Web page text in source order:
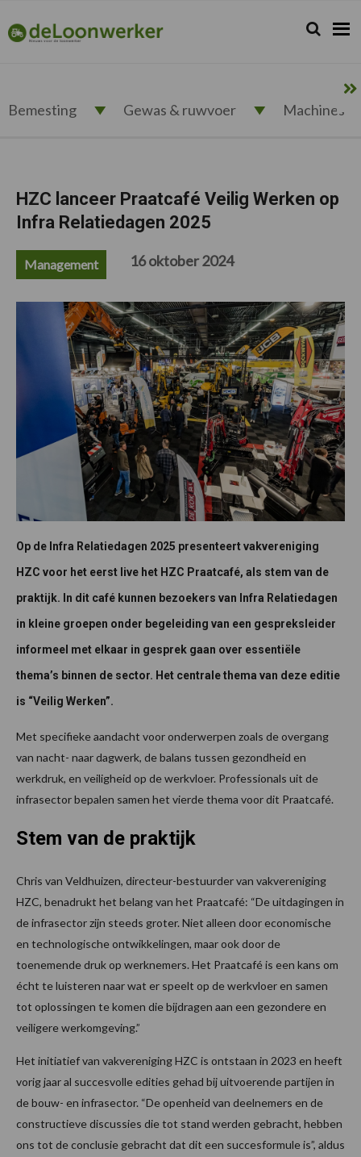
de
hoofdnavigatie
de
hoofd
de
eerste
de
voettekst
deloonwerker.nl Zoeken...
Zoek
Bemesting Gewas & ruwvoer Machines
HZC lanceer Praatcafé Veilig Werken op
Infra Relatiedagen 2025
Management 16 oktober 2024
Op de Infra Relatiedagen 2025 presenteert vakvereniging
HZC voor het eerst live het HZC Praatcafé, als stem van de
praktijk. In dit café kunnen bezoekers van Infra Relatiedagen
in kleine groepen onder begeleiding van een gespreksleider
informeel met elkaar in gesprek gaan over essentiële
thema’s binnen de sector. Het centrale thema van deze editie
is “Veilig Werken”.
Met specifieke aandacht voor onderwerpen zoals de overgang
van nacht- naar dagwerk, de balans tussen gezondheid en
werkdruk, en veiligheid op de werkvloer. Professionals uit de
infrasector bepalen samen het vierde thema voor dit Praatcafé.
Stem van de praktijk
Chris van Veldhuizen, directeur-bestuurder van vakvereniging
HZC, benadrukt het belang van het Praatcafé: “De uitdagingen in
de infrasector zijn steeds groter. Niet alleen door economische
en technologische ontwikkelingen, maar ook door de
toenemende druk op werknemers. Het Praatcafé is een kans om
écht te luisteren naar wat er speelt op de werkvloer en samen
tot oplossingen te komen die bijdragen aan een gezondere en
veiligere werkomgeving.”
Het initiatief van vakvereniging HZC is ontstaan in 2023 en heeft
vorig jaar al succesvolle edities gehad bij uitvoerende partijen in
de bouw- en infrasector. “De openheid van deelnemers en de
constructieve discussies die tot stand werden gebracht, hebben
ons tot de conclusie gebracht dat dit een succesformule is”, aldus